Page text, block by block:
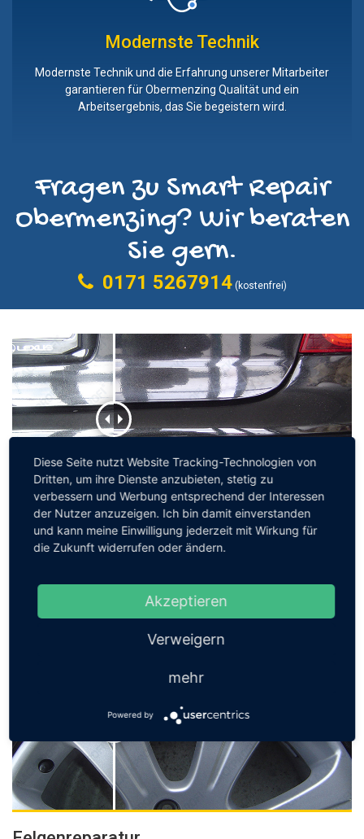
Modernste Technik
Modernste Technik und die Erfahrung unserer Mitarbeiter
garantieren für Obermenzing Qualität und ein
Arbeitsergebnis, das Sie begeistern wird.
Fragen zu Smart Repair
Obermenzing? Wir beraten
Sie gern.
0171 5267914(kostenfrei)
Kratzer- & Dellenentfernung
Diese Seite nutzt Website Tracking-Technologien von
Dritten, um ihre Dienste anzubieten, stetig zu
verbessern und Werbung entsprechend der Interessen
der Nutzer anzuzeigen. Ich bin damit einverstanden
und kann meine Einwilligung jederzeit mit Wirkung für
die Zukunft widerrufen oder ändern.
Akzeptieren
Verweigern
mehr
Powered by